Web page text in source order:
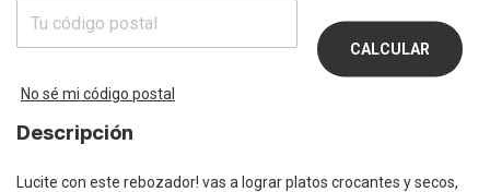
CALCULAR
No sé mi código postal
Descripción
Lucite con este rebozador! vas a lograr platos crocantes y secos,